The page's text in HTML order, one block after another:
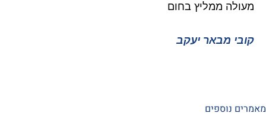
ממליץ בחום
יעקב